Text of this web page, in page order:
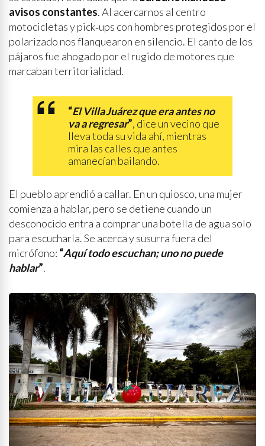
avisos constantes. Al acercarnos al centro
motocicletas y pick‑ups con hombres protegidos por el
polarizado nos flanquearon en silencio. El canto de los
pájaros fue ahogado por el rugido de motores que
marcaban territorialidad.
“El Villa Juárez que era antes no
va a regresar”, dice un vecino que
lleva toda su vida ahí, mientras
mira las calles que antes
amanecían bailando.
El pueblo aprendió a callar. En un quiosco, una mujer
comienza a hablar, pero se detiene cuando un
desconocido entra a comprar una botella de agua solo
para escucharla. Se acerca y susurra fuera del
micrófono: “Aquí todo escuchan; uno no puede
hablar”.